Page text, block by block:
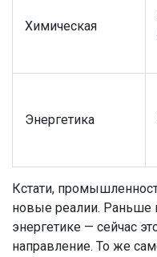
Химическая
Энергетика
Кстати,
новые реалии. Раньше
энергетике — сейчас
направление. То же